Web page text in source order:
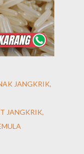
JANGKRIK
JANGKRIK